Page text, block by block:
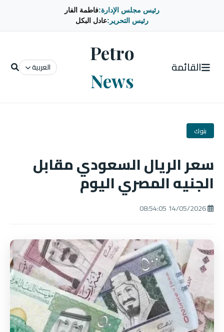
رئيس مجلس الإدارة:فاطمة الفار
رئيس التحرير:عادل البكل
القائمة
Petro
News
العربية
بنوك
سعر الريال السعودي مقابل
الجنيه المصري اليوم